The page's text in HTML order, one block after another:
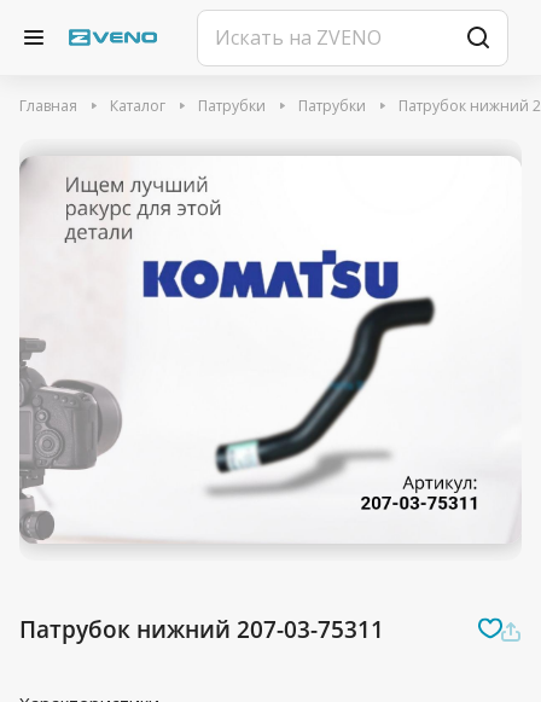
Главная Каталог Патрубки Патрубки Патрубок нижний
Патрубок нижний 207-03-75311